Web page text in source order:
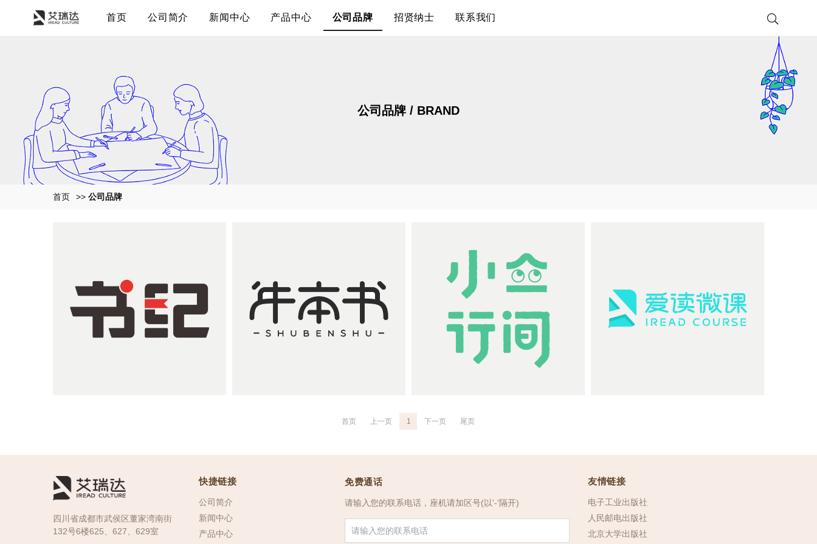
首页 公司简介 新闻中心 产品中心 公司品牌 招贤纳士 联系我们
公司品牌 / BRAND
首页 >> 公司品牌
首页 上一页 1 下一页 尾页
四川省成都市武侯区董家湾南街
132号6楼625、627、629室
快捷链接
公司简介
新闻中心
产品中心
免费通话
请输入您的联系电话，座机请加区号(以'-'隔开)
友情链接
电子工业出版社
人民邮电出版社
北京大学出版社